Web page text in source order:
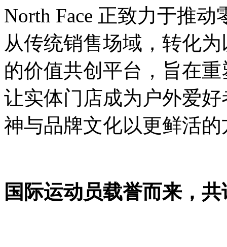
North Face 正致力于推
从传统销售场域，转化
的价值共创平台，旨在
让实体门店成为户外爱
神与品牌文化以更鲜活
国际运动员载誉而来，